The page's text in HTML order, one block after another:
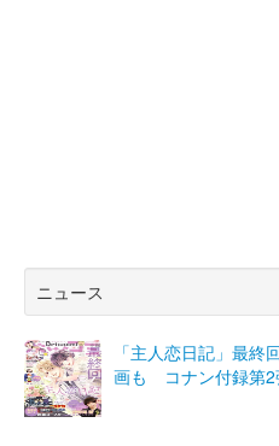
ニュース
「主人恋日記」最終
画も コナン付録第2